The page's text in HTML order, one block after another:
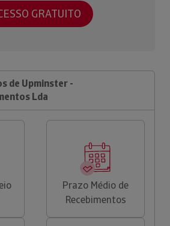
GRATUITO
de Upminster -
Lda
Prazo Médio de
Recebimentos